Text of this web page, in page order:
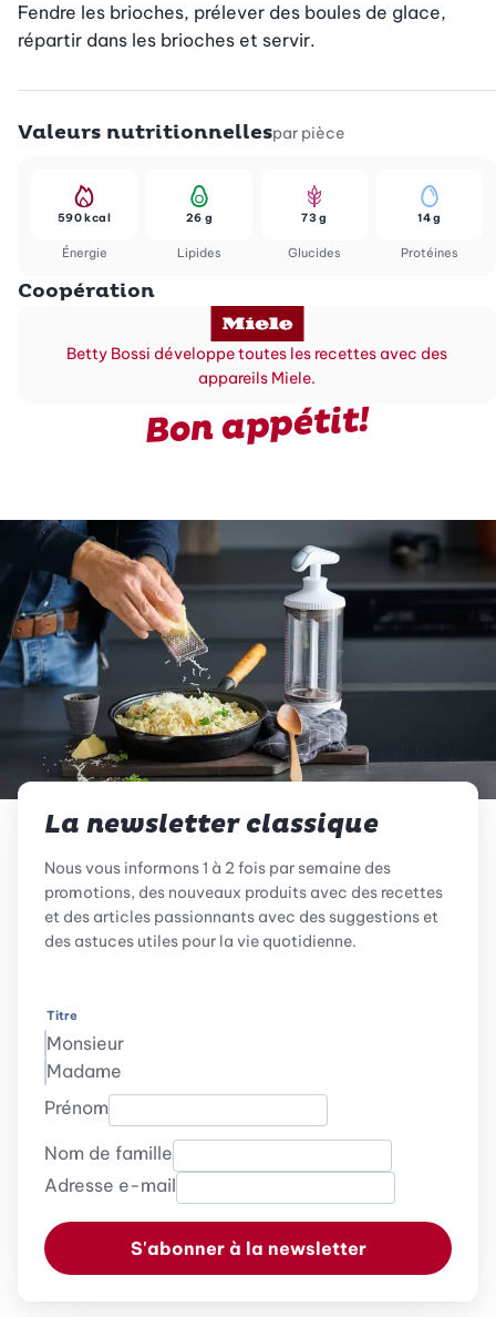
Fendre les brioches, prélever des boules de glace,
répartir dans les brioches et servir.
Valeurs nutritionnellespar pièce
Énergie
590 kcal
Lipides
26 g
Glucides
73 g
Protéines
14 g
Coopération
Betty Bossi développe toutes les recettes avec des
appareils Miele.
Bon appétit!
La newsletter classique
Nous vous informons 1 à 2 fois par semaine des
promotions, des nouveaux produits avec des recettes
et des articles passionnants avec des suggestions et
des astuces utiles pour la vie quotidienne.
Titre
Monsieur
Madame
Prénom
Nom de famille
Adresse e-mail
S'abonner à la newsletter